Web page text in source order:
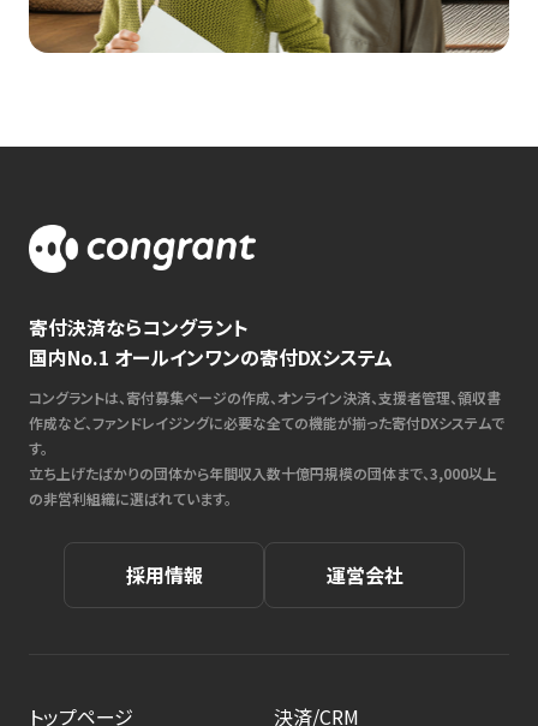
寄付決済ならコングラント
国内No.1 オールインワンの寄付DXシステム
コングラントは、寄付募集ページの作成、オンライン決済、支援者管理、領収書
作成など、ファンドレイジングに必要な全ての機能が揃った寄付DXシステムで
す。
立ち上げたばかりの団体から年間収入数十億円規模の団体まで、3,000以上
の非営利組織に選ばれています。
採用情報 運営会社
トップページ
決済/CRM